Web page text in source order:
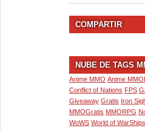
COMPARTIR
NUBE DE TAGS
Anime MMO Anime
Conflict of Nations FPS
Giveaway Gratis Iron
MMOGratis MMORPG
WoWS World of WarShips